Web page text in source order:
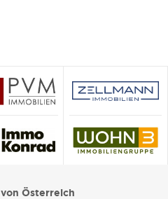
Österreich